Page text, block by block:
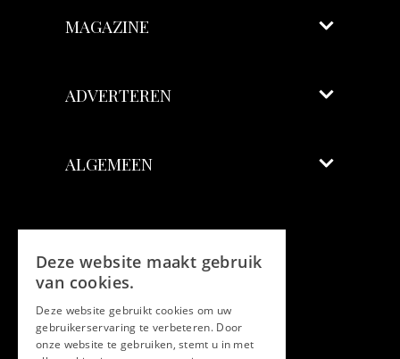
MAGAZINE
ADVERTEREN
ALGEMEEN
Facebook
Twitter
Deze website maakt gebruik
van cookies.
Deze website gebruikt cookies om uw
gebruikerservaring te verbeteren. Door
onze website te gebruiken, stemt u in met